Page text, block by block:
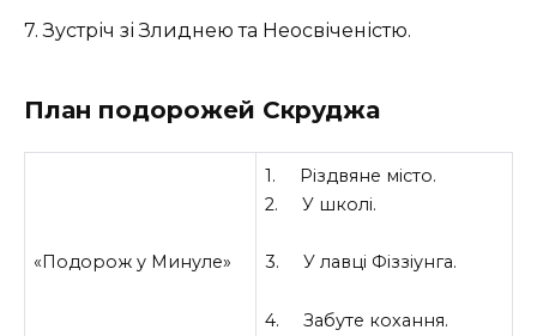
7. Зустріч зі Злиднею та Неосвіченістю.
План подорожей Скруджа
«Подорож у Минуле»
1. Різдвяне місто.
2. У школі.
3. У лавці Фіззіунга.
4. Забуте кохання.